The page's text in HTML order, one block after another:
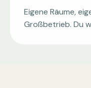
Eigene Räume,
Großbetrieb. Du